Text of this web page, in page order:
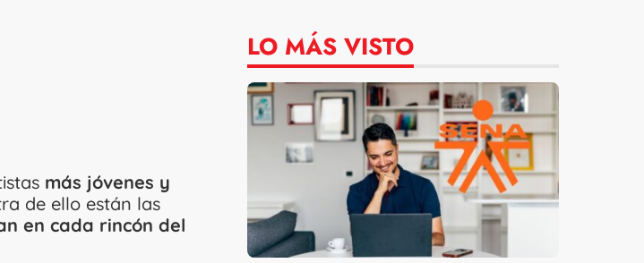
más jóvenes y
de ello están las
en cada rincón del
LO MÁS VISTO